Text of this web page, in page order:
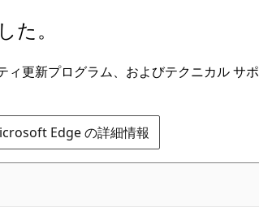
。
更新プログラム、およびテクニカル サポ
Edge の詳細情報